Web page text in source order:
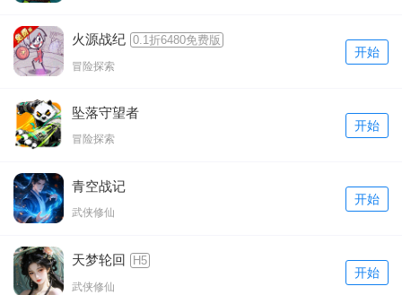
火源战纪 0.1折6480免费版
冒险探索
开始
坠落守望者
冒险探索
开始
青空战记
武侠修仙
开始
天梦轮回 H5
武侠修仙
开始